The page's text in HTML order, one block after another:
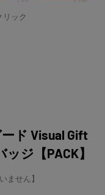
リック
ド Visual Gift
ジ【PACK】
ません】